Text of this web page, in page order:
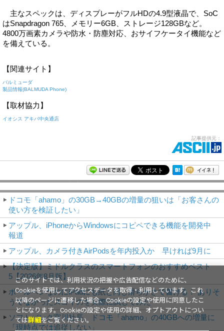
主なスペックは、ディスプレーがフルHDの4.9型液晶で、SoC
はSnapdragon 765、メモリー6GB、ストレージ128GBなど。
4800万画素カメラや防水・防塵対応、おサイフケータイ機能など
を備えている。
【関連サイト】
バルミューダ
製品情報(BALMUDA Phone)
【取材協力】
イオシス アキバ中央通店
記事提供元：
ドコモ「ahamo」の30GB→40GBの増量の狙いは「お客さんの
使い方を検証したい」
アップル、iPhoneからWindowsにコピペできる機能を開発中
報道
アップル、カメラ付きAirPodsを年内投入か 早ければ9月に
【決定版】ミドルクラスのスマートフォンのおすすめベスト
5【2026年8月版】
ボールペンなのにiPadにも紙と同じ滑らかさで書ける！ ありそ
うでなかったスゴイのを実際に試してみた
ソフトバンク宮川社長、ドコモ「ahamo」の40GBへの増量に
「現時点では追従しない」
このサイトでは、利用状況の把握や広告配信などのために、
Cookieを使用してアクセスデータを取得・利用しています。これ
以降のページに遷移した場合、Cookieの設定や使用に同意したこ
とになります。Cookieの設定や使用の詳細、オプトアウトについ
ては詳細をご覧ください。